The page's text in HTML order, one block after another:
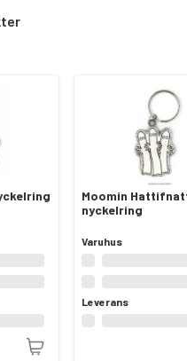
Moomin
nyckelring
Varuhus
Leverans